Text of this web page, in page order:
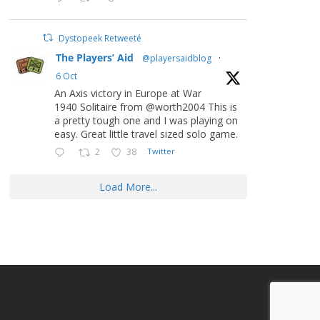
Dystopeek Retweeté
The Players’ Aid @playersaidblog
·
6 Oct
An Axis victory in Europe at War
1940 Solitaire from @worth2004 This is
a pretty tough one and I was playing on
easy. Great little travel sized solo game.
2 38 Twitter
Load More...